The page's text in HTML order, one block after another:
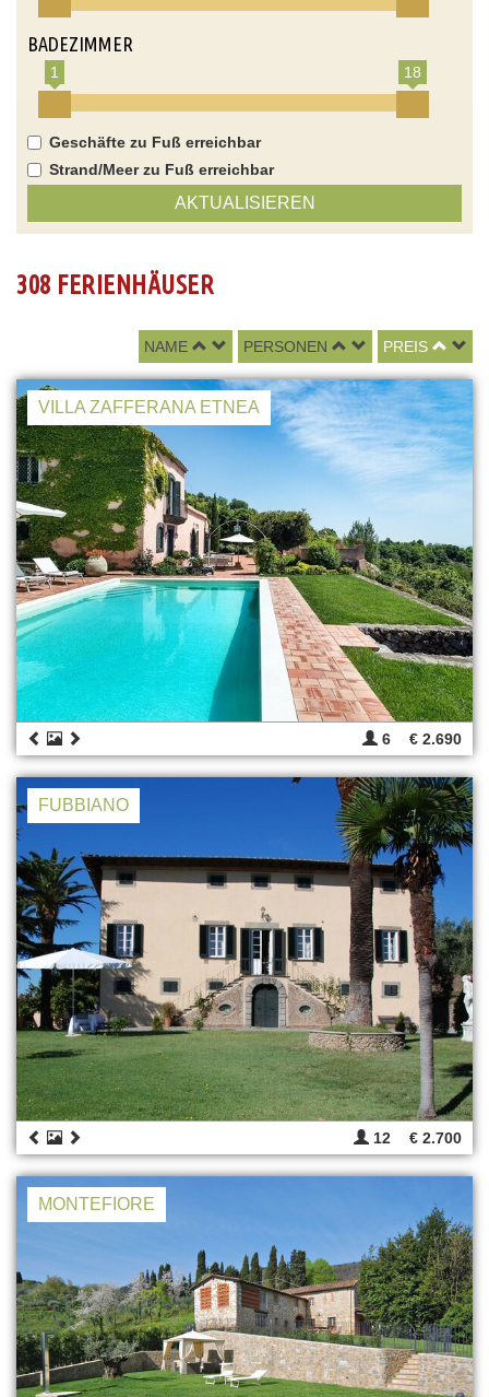
BADEZIMMER
1 18
Geschäfte zu Fuß erreichbar
Strand/Meer zu Fuß erreichbar
AKTUALISIEREN
308 FERIENHÄUSER
NAME PERSONEN PREIS
VILLA ZAFFERANA ETNEA
6 € 2.690
FUBBIANO
12 € 2.700
MONTEFIORE